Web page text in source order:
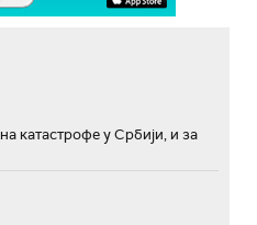
катастрофе у Србији, и за